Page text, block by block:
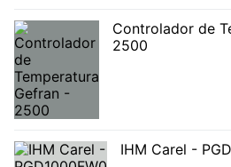
Controlador de
2500
IHM Carel -